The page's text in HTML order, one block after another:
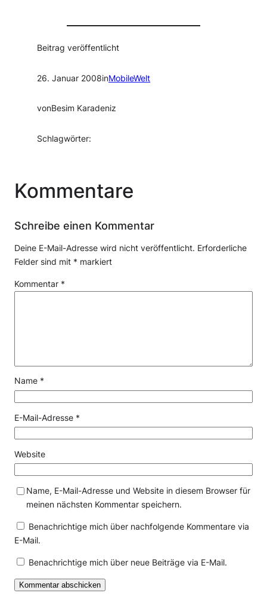
Beitrag veröffentlicht
26. Januar 2008inMobileWelt
vonBesim Karadeniz
Schlagwörter:
Kommentare
Schreibe einen Kommentar
Deine E-Mail-Adresse wird nicht veröffentlicht. Erforderliche
Felder sind mit * markiert
Kommentar *
Name *
E-Mail-Adresse *
Website
Name, E-Mail-Adresse und Website in diesem Browser für
meinen nächsten Kommentar speichern.
Benachrichtige mich über nachfolgende Kommentare via
E-Mail.
Benachrichtige mich über neue Beiträge via E-Mail.